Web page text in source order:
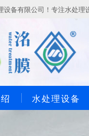
设备有限公司！专注水处理
水处理设备